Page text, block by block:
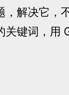
，解决它，
关键词，用